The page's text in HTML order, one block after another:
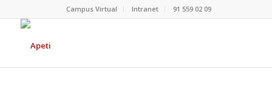
Campus Virtual Intranet 91 559 02 09